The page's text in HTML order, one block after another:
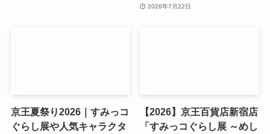
2026年7月22日
京王夏祭り2026｜すみっコ
ぐらし展や人気キャラクタ
【2026】京王百貨店新宿店
「すみっコぐらし展 ～めし